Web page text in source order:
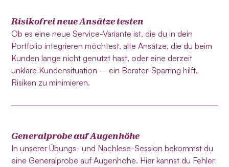
Risikofrei neue Ansätze testen
Ob es eine neue Service-Variante ist, die du in dein
Portfolio integrieren möchtest, alte Ansätze, die du beim
Kunden lange nicht genutzt hast, oder eine derzeit
unklare Kundensituation – ein Berater-Sparring hilft,
Risiken zu minimieren.
Generalprobe auf Augenhöhe
In unserer Übungs- und Nachlese-Session bekommst du
eine Generalprobe auf Augenhöhe. Hier kannst du Fehler